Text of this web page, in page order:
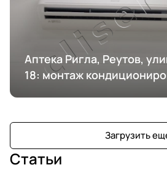
Аптека Ригла, Реутов,
18: монтаж
Загрузить
Статьи